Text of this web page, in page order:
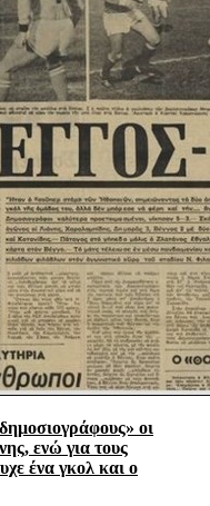
οι
ενώ για τους
ένα γκολ και ο